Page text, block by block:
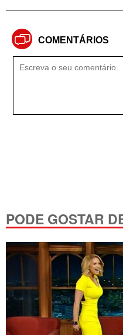
COMENTÁRIOS